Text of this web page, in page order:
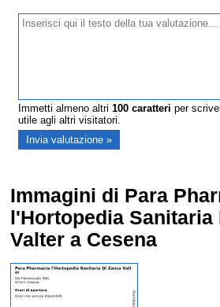
Immetti almeno altri100 caratteri per
utile agli altri visitatori.
Immagini di Para
l'Hortopedia Sanitaria
Valter a Cesena